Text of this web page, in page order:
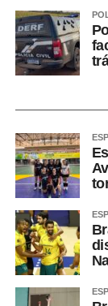
Especialista
Sanches
do TCE-MT,
ampliou sua
“Na
orientação,
para o
objetivo é
Tributária e
para se
ocorrerá até
Já o consultor
Coltri Junior,